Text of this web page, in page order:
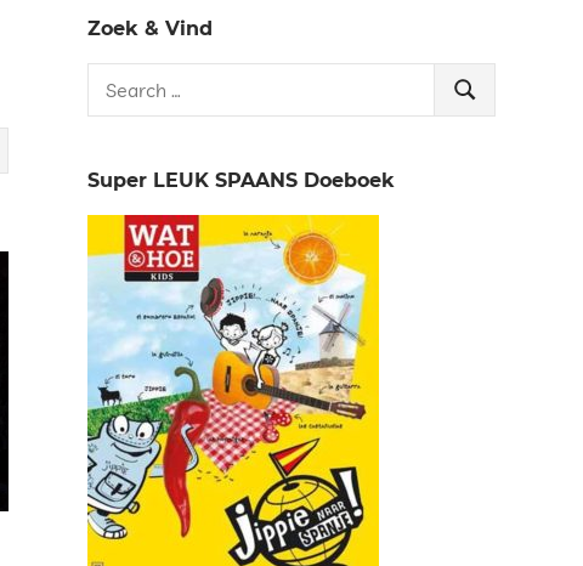
Zoek & Vind
Search
Super LEUK SPAANS Doeboek